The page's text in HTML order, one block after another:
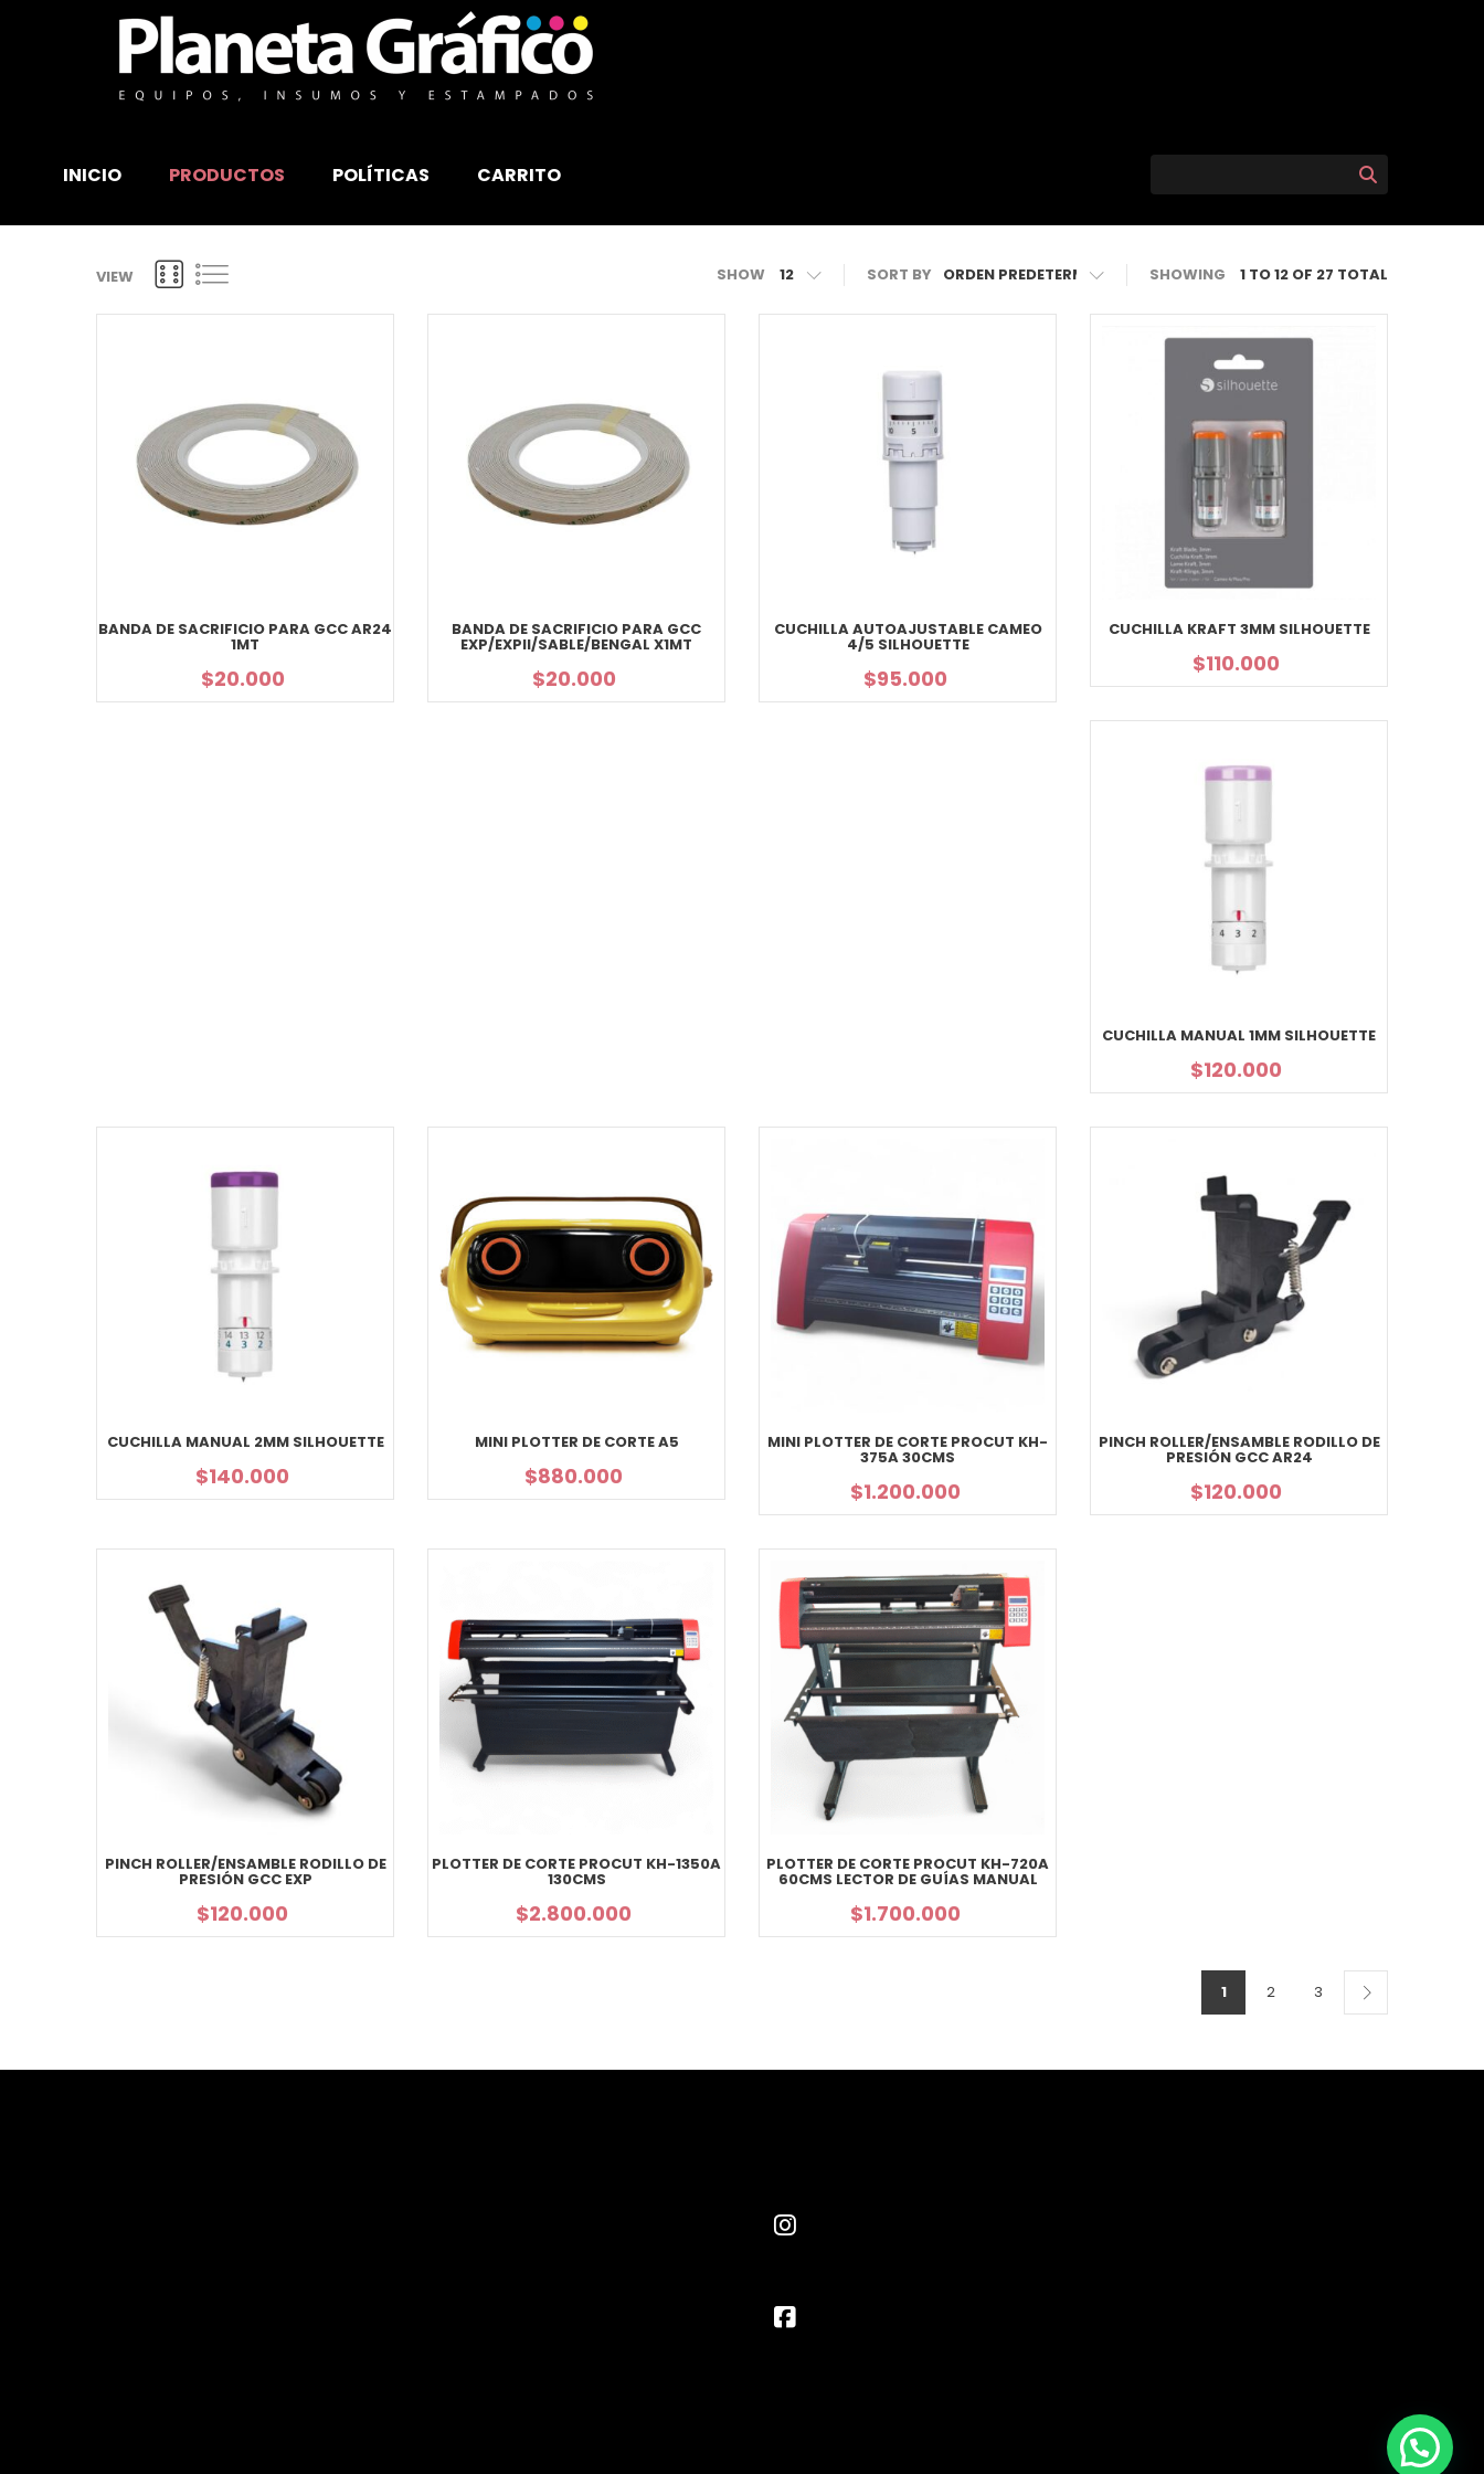
INICIO PRODUCTOS POLÍTICAS CARRITO
VIEW SHOW 12 SORT BY SHOWING 1 TO 12 OF 27 TOTAL
BANDA DE SACRIFICIO PARA GCC AR24
1MT
$20.000
BANDA DE SACRIFICIO PARA GCC
EXP/EXPII/SABLE/BENGAL X1MT
$20.000
CUCHILLA AUTOAJUSTABLE CAMEO
4/5 SILHOUETTE
$95.000
CUCHILLA KRAFT 3MM SILHOUETTE
$110.000
CUCHILLA MANUAL 1MM SILHOUETTE
$120.000
CUCHILLA MANUAL 2MM SILHOUETTE
$140.000
MINI PLOTTER DE CORTE A5
$880.000
MINI PLOTTER DE CORTE PROCUT KH-
375A 30CMS
$1.200.000
PINCH ROLLER/ENSAMBLE RODILLO DE
PRESIÓN GCC AR24
$120.000
PINCH ROLLER/ENSAMBLE RODILLO DE
PRESIÓN GCC EXP
$120.000
PLOTTER DE CORTE PROCUT KH-1350A
130CMS
$2.800.000
PLOTTER DE CORTE PROCUT KH-720A
60CMS LECTOR DE GUÍAS MANUAL
$1.700.000
1 2 3